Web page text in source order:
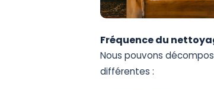
Fréquence du
Nous pouvons
différentes :